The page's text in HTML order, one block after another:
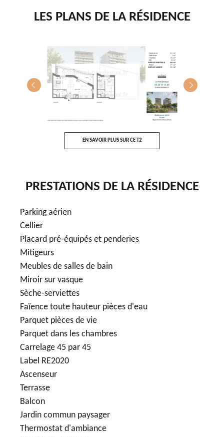
LES PLANS DE LA RÉSIDENCE
EN SAVOIR PLUS SUR CE T2
PRESTATIONS DE LA RÉSIDENCE
Parking aérien
Cellier
Placard pré-équipés et penderies
Mitigeurs
Meubles de salles de bain
Miroir sur vasque
Sèche-serviettes
Faïence toute hauteur pièces d'eau
Parquet pièces de vie
Parquet dans les chambres
Carrelage 45 par 45
Label RE2020
Ascenseur
Terrasse
Balcon
Jardin commun paysager
Thermostat d'ambiance